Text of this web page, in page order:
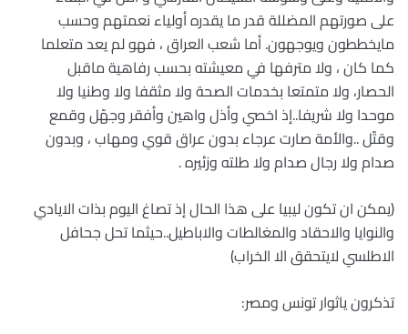
على صورتهم المضللة قدر ما يقدره أولياء نعمتهم وحسب
مايخططون ويوجهون. أما شعب العراق ، فهو لم يعد متعلما
كما كان ، ولا مترفها في معيشته بحسب رفاهية ماقبل
الحصار، ولا متمتعا بخدمات الصحة ولا مثقفا ولا وطنيا ولا
موحدا ولا شريفا..إذ اخصي وأذل واهين وأفقر وجهّل وقمع
وقتّل ..والأمة صارت عرجاء بدون عراق قوي ومهاب ، وبدون
صدام ولا رجال صدام ولا طلته وزئيره .
(يمكن ان تكون ليبيا على هذا الحال إذ تصاغ اليوم بذات الايادي
والنوايا والاحقاد والمغالطات والاباطيل..حيثما تحل جحافل
الاطلسي لايتحقق الا الخراب)
تذكرون ياثوار تونس ومصر: